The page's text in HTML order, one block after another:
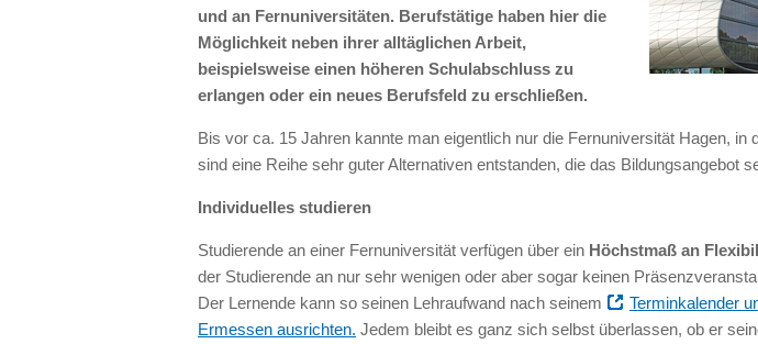
und an Fernuniversitäten. Berufstätige haben hier die
Möglichkeit neben ihrer alltäglichen Arbeit,
beispielsweise einen höheren Schulabschluss zu
erlangen oder ein neues Berufsfeld zu erschließen.
Bis vor ca. 15 Jahren kannte man eigentlich nur die Fernuniversität Hagen, in
sind eine Reihe sehr guter Alternativen entstanden, die das Bildungsangebot
Individuelles studieren
Studierende an einer Fernuniversität verfügen über ein Höchstmaß an
der Studierende an nur sehr wenigen oder aber sogar keinen
Der Lernende kann so seinen Lehraufwand nach seinem
Terminkalender
Ermessen ausrichten. Jedem bleibt es ganz sich selbst überlassen, ob er